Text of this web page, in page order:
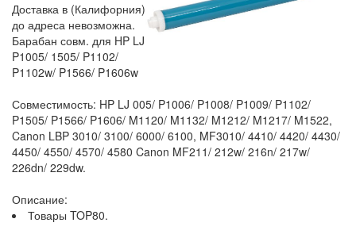
Доставка в (Калифорния)
до адреса невозможна.
Барабан совм. для HP LJ
P1005/ 1505/ P1102/
P1102w/ P1566/ P1606w
Совместимость: HP LJ 005/ P1006/ P1008/ P1009/ P1102/
P1505/ P1566/ P1606/ M1120/ M1132/ M1212/ M1217/ M1522,
Canon LBP 3010/ 3100/ 6000/ 6100, MF3010/ 4410/ 4420/ 4430/
4450/ 4550/ 4570/ 4580 Canon MF211/ 212w/ 216n/ 217w/
226dn/ 229dw.
Описание:
Товары TOP80.